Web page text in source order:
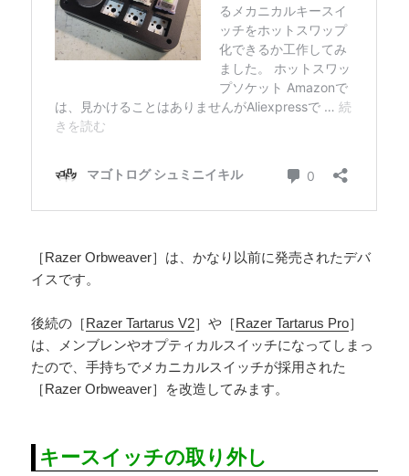
［Razer Orbweaver］は、かなり以前に発売されたデバ
イスです。
後続の［ Razer Tartarus V2］や［ Razer Tartarus Pro］
は、メンブレンやオプティカルスイッチになってしまっ
たので、手持ちでメカニカルスイッチが採用された
［Razer Orbweaver］を改造してみます。
キースイッチの取り外し